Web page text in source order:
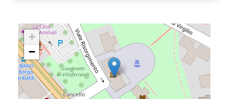
+
−